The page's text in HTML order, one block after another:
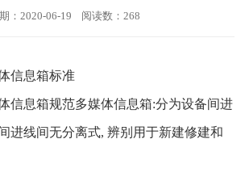
：2020-06-19 阅读数：268
息箱标准
息箱规范多媒体信息箱:分为设备间进
进线间无分离式, 辨别用于新建修建和